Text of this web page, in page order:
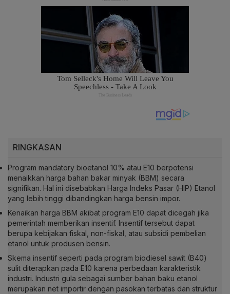
RINGKASAN
Program mandatory bioetanol 10% atau E10 berpotensi
menaikkan harga bahan bakar minyak (BBM) secara
signifikan. Hal ini disebabkan Harga Indeks Pasar (HIP) Etanol
yang lebih tinggi dibandingkan harga bensin impor.
Kenaikan harga BBM akibat program E10 dapat dicegah jika
pemerintah memberikan insentif. Insentif tersebut dapat
berupa kebijakan fiskal, non-fiskal, atau subsidi pembelian
etanol untuk produsen bensin.
Skema insentif seperti pada program biodiesel sawit (B40)
sulit diterapkan pada E10 karena perbedaan karakteristik
industri. Industri gula sebagai sumber bahan baku etanol
merupakan net importir dengan pasokan terbatas dan struktur